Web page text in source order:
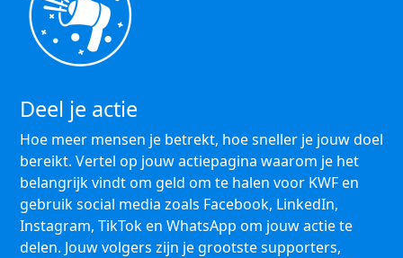
Deel je actie
Hoe meer mensen je betrekt, hoe sneller je jouw doel
bereikt. Vertel op jouw actiepagina waarom je het
belangrijk vindt om geld om te halen voor KWF en
gebruik social media zoals Facebook, LinkedIn,
Instagram, TikTok en WhatsApp om jouw actie te
delen. Jouw volgers zijn je grootste supporters,